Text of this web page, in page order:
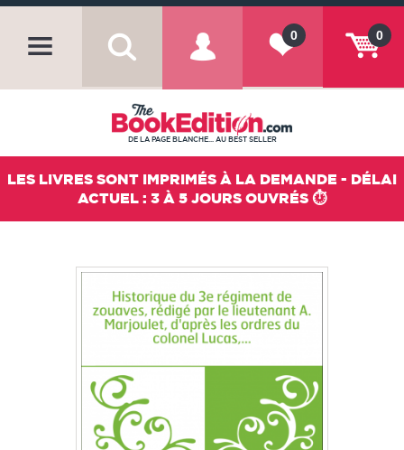
0
0
DE LA PAGE BLANCHE... AU BEST SELLER
LES LIVRES SONT IMPRIMÉS À LA DEMANDE - DÉLAI
ACTUEL : 3 À 5 JOURS OUVRÉS ⏱️